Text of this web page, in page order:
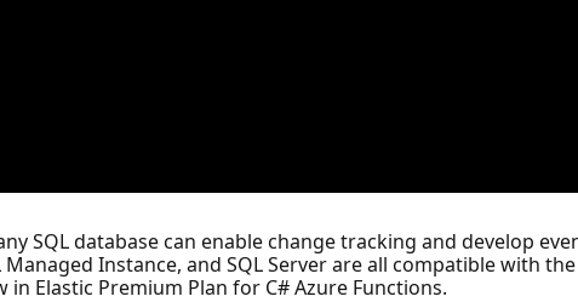
SQL database can enable change tracking and develop
Instance, and SQL Server are all compatible with
Elastic Premium Plan for C# Azure Functions.